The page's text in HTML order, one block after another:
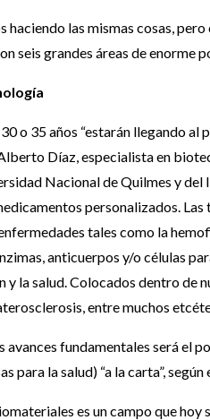
haciendo las mismas cosas,
seis grandes áreas de enorme
o 35 años “estarán llegando
Díaz, especialista en
Nacional de Quilmes y
personalizados.
tales como la
anticuerpos y/o células
y la salud. Colocados dentro de
entre muchos
avances fundamentales será el
para la salud) “a la carta”, según
es un campo que